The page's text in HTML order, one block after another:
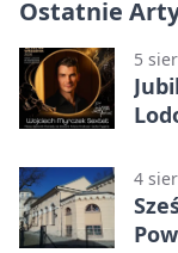
Ostatnie
5
4